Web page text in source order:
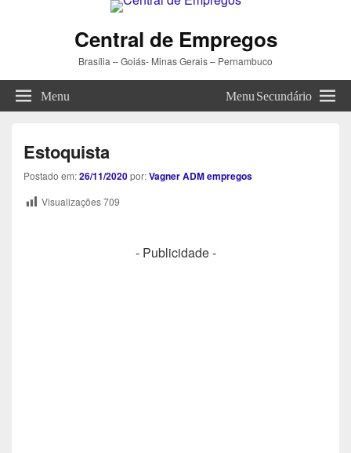
Central de Empregos
Brasília – Goiás- Minas Gerais – Pernambuco
Menu Menu Secundário
Estoquista
Postado em:26/11/2020por:Vagner ADM empregos
Visualizações709
- Publicidade -